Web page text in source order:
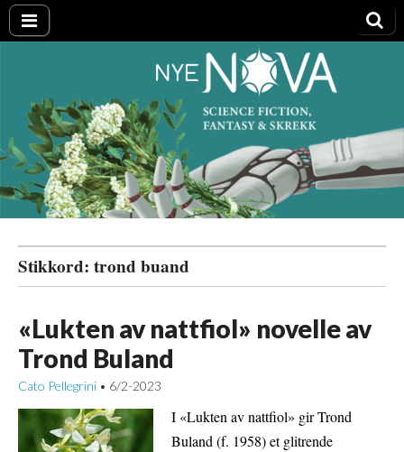
Nye NOVA
Stikkord: trond buand
«Lukten av nattfiol» novelle av
Trond Buland
Cato Pellegrini • 6/2-2023
I «Lukten av nattfiol» gir Trond
Buland (f. 1958) et glitrende